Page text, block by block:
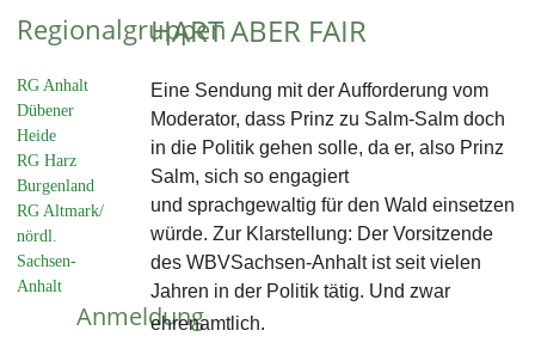
Regionalgruppen
RG Anhalt
Dübener
Heide
RG Harz
Burgenland
RG Altmark/
nördl.
Sachsen-
Anhalt
Anmeldung
HART ABER FAIR
Eine Sendung mit der Aufforderung vom
Moderator, dass Prinz zu Salm-Salm doch
in die Politik gehen solle, da er, also Prinz
Salm, sichso engagiert
und sprachgewaltig für den Wald einsetzen
würde. Zur Klarstellung: Der Vorsitzende
des WBVSachsen-Anhalt ist seit vielen
Jahren in der Politik tätig. Und zwar
ehrenamtlich.